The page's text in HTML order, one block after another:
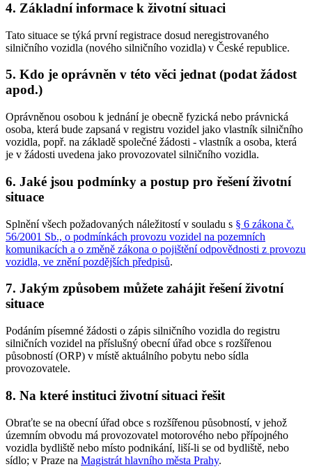
4. Základní informace k životní situaci
Tato situace se týká první registrace dosud neregistrovaného
silničního vozidla (nového silničního vozidla) v České republice.
5. Kdo je oprávněn v této věci jednat (podat žádost
apod.)
Oprávněnou osobou k jednání je obecně fyzická nebo právnická
osoba, která bude zapsaná v registru vozidel jako vlastník silničního
vozidla, popř. na základě společné žádosti - vlastník a osoba, která
je v žádosti uvedena jako provozovatel silničního vozidla.
6. Jaké jsou podmínky a postup pro řešení životní
situace
Splnění všech požadovaných náležitostí v souladu s § 6 zákona č.
56/2001 Sb., o podmínkách provozu vozidel na pozemních
komunikacích a o změně zákona o pojištění odpovědnosti z provozu
vozidla, ve znění pozdějších předpisů.
7. Jakým způsobem můžete zahájit řešení životní
situace
Podáním písemné žádosti o zápis silničního vozidla do registru
silničních vozidel na příslušný obecní úřad obce s rozšířenou
působností (ORP) v místě aktuálního pobytu nebo sídla
provozovatele.
8. Na které instituci životní situaci řešit
Obraťte se na obecní úřad obce s rozšířenou působností, v jehož
územním obvodu má provozovatel motorového nebo přípojného
vozidla bydliště nebo místo podnikání, liší-li se od bydliště, nebo
sídlo; v Praze na Magistrát hlavního města Prahy.